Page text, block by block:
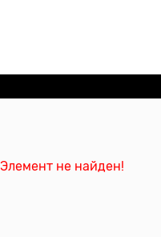
Элемент не найден!